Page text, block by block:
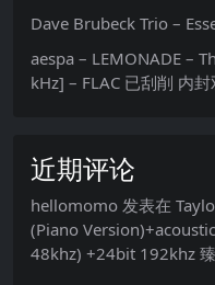
Dave Brubeck Trio –
aespa – LEMONADE –
kHz] – FLAC 已刮削 内
近期评论
hellomomo 发表在
(Piano
48khz) +24bit 192khz